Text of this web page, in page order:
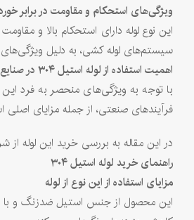
ویژگی‌های استحکام و مقاومت در برابر
این نوع لوله دارای استحکام بالا و
سیستم‌های لوله کشی، به دلیل
اهمیت استفاده از لوله استیل۳۰۴ در
با توجه به ویژگی‌های منحصر به فرد
فرآیندهای صنعتی، از جمله مزایای اصلی
در این مقاله به بررسی خرید این لوله
راهنمای خرید لوله استیل۳۰۴
مزایای استفاده از این نوع از لوله
این محصول از جنس استیل ضدزنگ و با